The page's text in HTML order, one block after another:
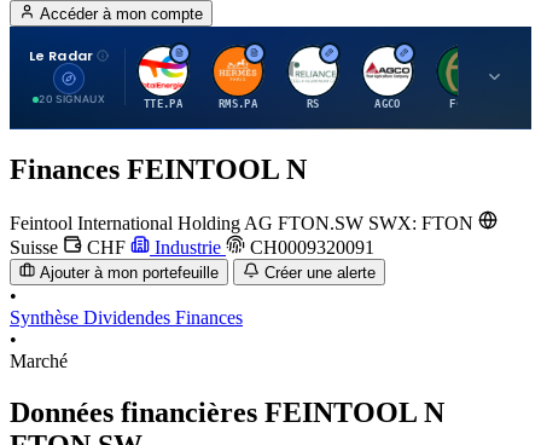
Accéder à mon compte
Le Radar
20 SIGNAUX
T
TTE.PA
H
RMS.PA
R
RS
A
AGCO FCFS
Finances FEINTOOL N
Feintool International Holding AG FTON.SW SWX: FTON
Suisse
CHF Industrie CH0009320091
Ajouter à mon portefeuille Créer une alerte
•
Synthèse Dividendes Finances
•
Marché
Données financières FEINTOOL N